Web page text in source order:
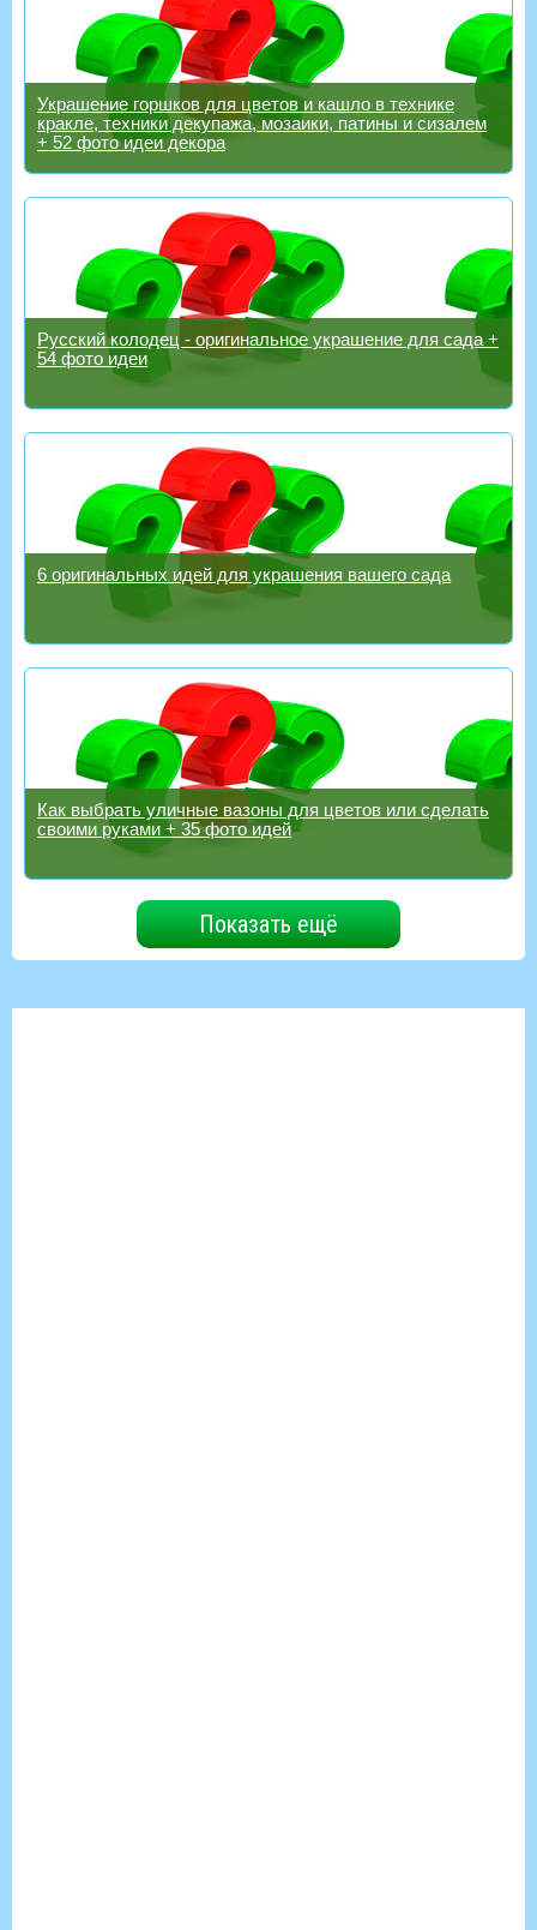
Украшение горшков для цветов и кашло в технике
кракле, техники декупажа, мозаики, патины и сизалем
+ 52 фото идеи декора
Русский колодец - оригинальное украшение для сада +
54 фото идеи
6 оригинальных идей для украшения вашего сада
Как выбрать уличные вазоны для цветов или сделать
своими руками + 35 фото идей
Показать ещё